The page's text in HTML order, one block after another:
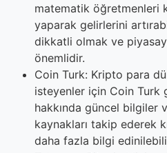
matematik öğretmenleri
yaparak gelirlerini
dikkatli olmak ve
önemlidir.
Coin Turk: Kripto para
isteyenler için Coin
hakkında güncel bilgiler
kaynakları takip ederek
daha fazla bilgi